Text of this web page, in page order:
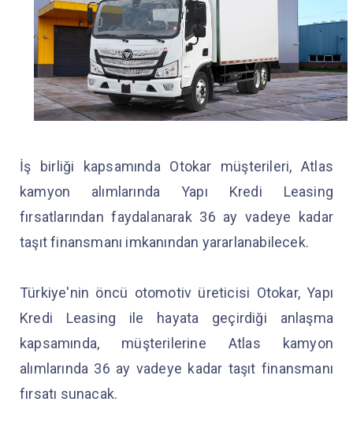
İş birliği kapsamında Otokar müşterileri, Atlas
kamyon alımlarında Yapı Kredi Leasing
fırsatlarından faydalanarak 36 ay vadeye kadar
taşıt finansmanı imkanından yararlanabilecek.
Türkiye'nin öncü otomotiv üreticisi Otokar, Yapı
Kredi Leasing ile hayata geçirdiği anlaşma
kapsamında, müşterilerine Atlas kamyon
alımlarında 36 ay vadeye kadar taşıt finansmanı
fırsatı sunacak.